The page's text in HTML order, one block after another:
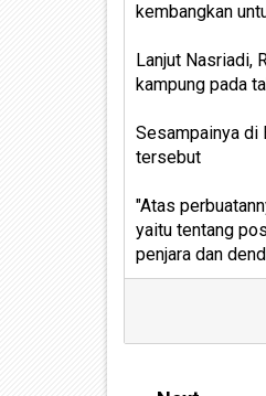
kembangkan
Lanjut Nasriadi,
kampung pada
Sesampainya di
tersebut
"Atas
yaitu tentang
penjara dan